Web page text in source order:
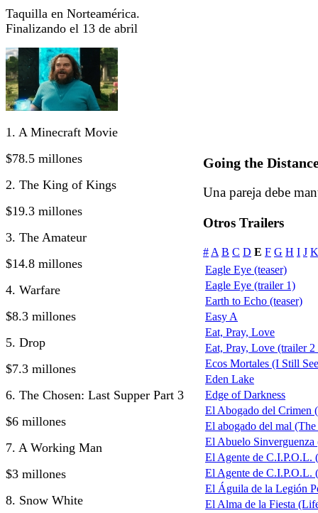
Taquilla en Norteamérica.
Finalizando el 13 de abril
1. A Minecraft Movie
$78.5 millones
2. The King of Kings
$19.3 millones
3. The Amateur
$14.8 millones
4. Warfare
$8.3 millones
5. Drop
$7.3 millones
6. The Chosen: Last Supper Part 3
$6 millones
7. A Working Man
$3 millones
8. Snow White
Going the
Una pareja debe
Otros Trailers
# A B C D E F G H I J K
Eagle Eye (teaser)
Eagle Eye (trailer 1)
Earth to Echo (teaser)
Easy A
Eat, Pray, Love
Eat, Pray, Love (trailer
Ecos Mortales (I Still
Eden Lake
Edge of Darkness
El Abogado del Crimen
El abogado del mal
El Abuelo Sinverguenza
El Agente de
El Agente de
El Águila de la Legión
El Alma de la Fiesta